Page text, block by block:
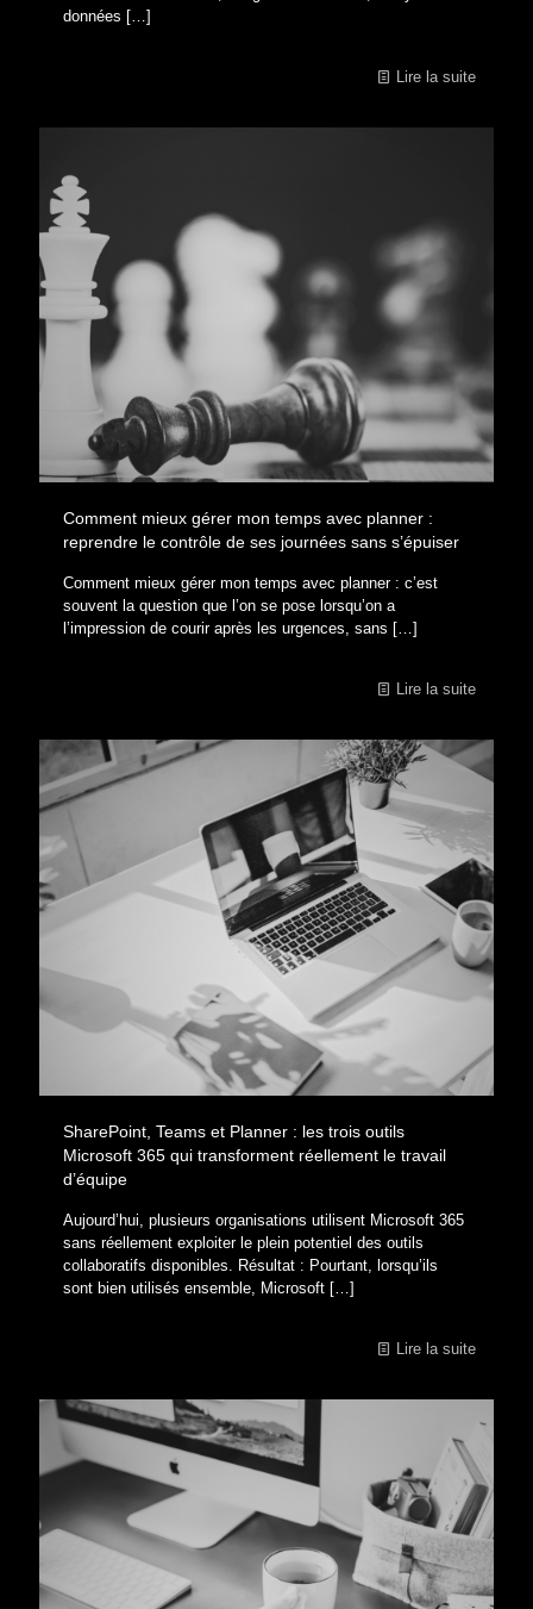
données […]
Lire la suite
Comment mieux gérer mon temps avec planner :
reprendre le contrôle de ses journées sans s’épuiser
Comment mieux gérer mon temps avec planner : c’est
souvent la question que l’on se pose lorsqu’on a
l’impression de courir après les urgences, sans […]
Lire la suite
SharePoint, Teams et Planner : les trois outils
Microsoft 365 qui transforment réellement le travail
d’équipe
Aujourd’hui, plusieurs organisations utilisent Microsoft 365
sans réellement exploiter le plein potentiel des outils
collaboratifs disponibles. Résultat : Pourtant, lorsqu’ils
sont bien utilisés ensemble, Microsoft […]
Lire la suite